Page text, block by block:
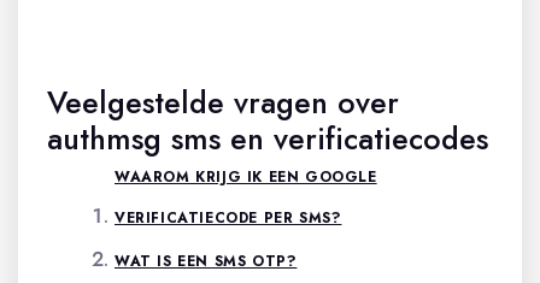
Veelgestelde vragen over
authmsg sms en verificatiecodes
WAAROM KRIJG IK EEN GOOGLE
VERIFICATIECODE PER SMS?
WAT IS EEN SMS OTP?